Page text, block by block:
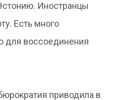
Иностранцы
Есть много
для воссоединения
приводила в